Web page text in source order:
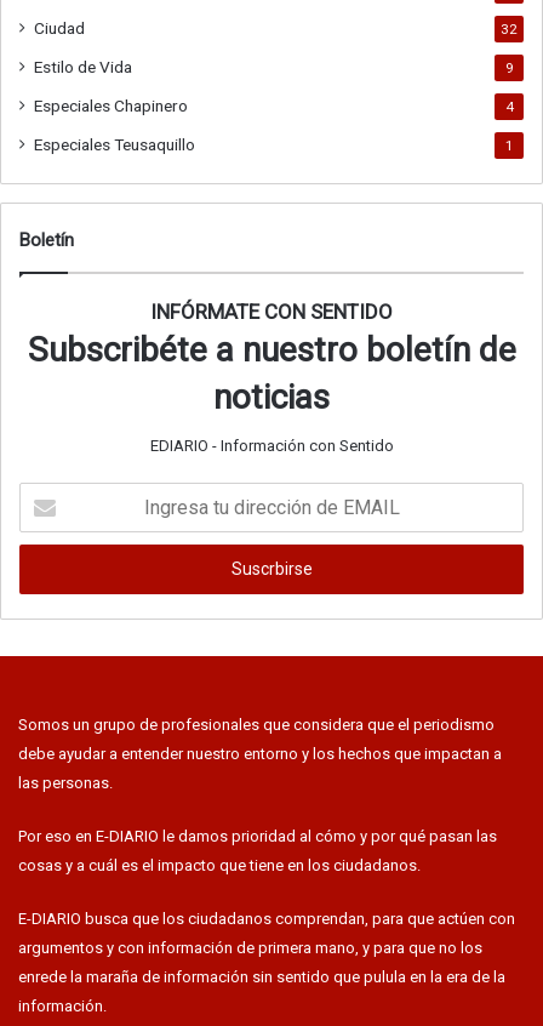
Ciudad 32
Estilo de Vida 9
Especiales Chapinero 4
Especiales Teusaquillo 1
Boletín
INFÓRMATE CON SENTIDO
Subscribéte a nuestro boletín de
noticias
EDIARIO - Información con Sentido
dirección
EMAIL
Somos un grupo de profesionales que considera que el periodismo
debe ayudar a entender nuestro entorno y los hechos que impactan a
las personas.
Por eso en E-DIARIO le damos prioridad al cómo y por qué pasan las
cosas y a cuál es el impacto que tiene en los ciudadanos.
E-DIARIO busca que los ciudadanos comprendan, para que actúen con
argumentos y con información de primera mano, y para que no los
enrede la maraña de información sin sentido que pulula en la era de la
información.